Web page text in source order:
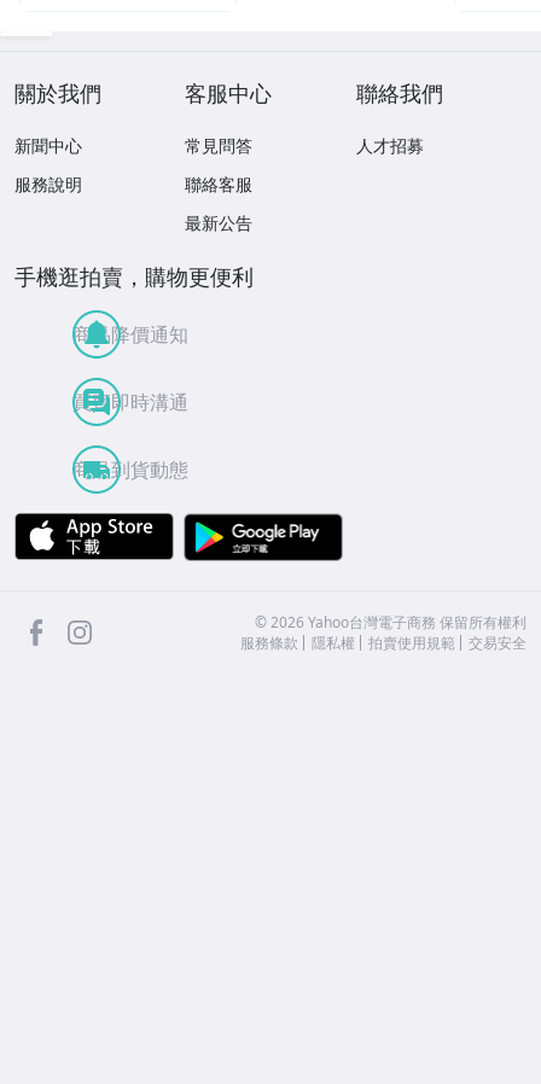
關於我們
新聞中心
服務說明
客服中心
常見問答
聯絡客服
最新公告
聯絡我們
人才招募
手機逛拍賣，購物更便利
商品降價通知
買賣即時溝通
商品到貨動態
APP Store
facebook ©2026 Yahoo台灣電子商務 保留所有權利
服務條款
隱私權 拍賣使用規範 交易安全